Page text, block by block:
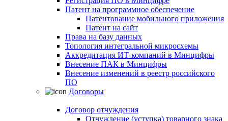
Патент на программное обеспечение
Патентование мобильного приложения
Патент на сайт
Права на базу данных
Топология интегральной микросхемы
Аккредитация ИТ-компаний в Минцифры
Внесение ПАК в Минцифры
Внесение изменений в реестр российского
ПО
Договоры
Договор отчуждения
Отчуждение (уступка) товарного знака